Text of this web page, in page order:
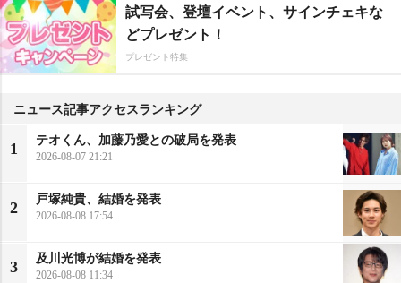
試写会、登壇イベント、サインチェキな
どプレゼント！
プレゼント特集
ニュース記事アクセスランキング
1
テオくん、加藤乃愛との破局を発表
2026-08-07 21:21
2
戸塚純貴、結婚を発表
2026-08-08 17:54
3
及川光博が結婚を発表
2026-08-08 11:34